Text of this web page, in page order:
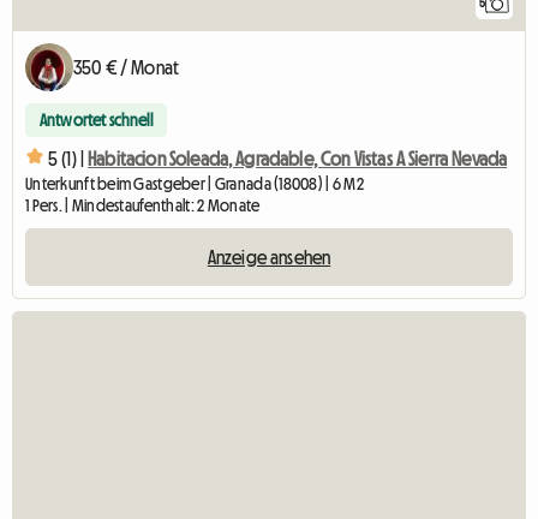
5
350 € / Monat
Antwortet schnell
5 (1) | Habitacion Soleada, Agradable, Con Vistas A Sierra Nevada
Unterkunft beim Gastgeber | Granada (18008) | 6 M2
1 Pers. | Mindestaufenthalt: 2 Monate
Anzeige ansehen